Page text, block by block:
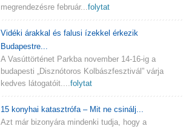
megrendezésre február...folytat
Vidéki árakkal és falusi ízekkel érkezik
Budapestre...
A Vasúttörténet Parkba november 14-16-ig a
budapesti „Disznótoros Kolbászfesztivál” várja
kedves látogatóit....folytat
15 konyhai katasztrófa – Mit ne csinálj...
Azt már bizonyára mindenki tudja, hogy a